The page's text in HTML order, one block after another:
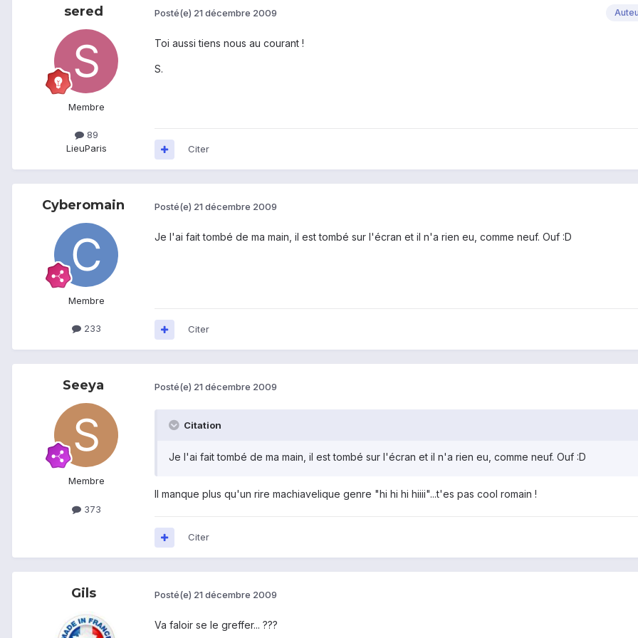
sered
Membre
89
LieuParis
Posté(e) 21 décembre 2009
Toi aussi tiens nous au courant !
S.
Citer
Cyberomain
Membre
233
Posté(e) 21 décembre 2009
Je l'ai fait tombé de ma main, il est tombé sur l'écran et il n'a rien eu, comme neuf. Ouf :D
Citer
Seeya
Membre
373
Posté(e) 21 décembre 2009
Citation
Je l'ai fait tombé de ma main, il est tombé sur l'écran et il n'a rien eu, comme neuf. Ouf :D
Il manque plus qu'un rire machiavelique genre "hi hi hi hiiii"...t'es pas cool romain !
Citer
Gils Posté(e) 21 décembre 2009
Va faloir se le greffer... ???